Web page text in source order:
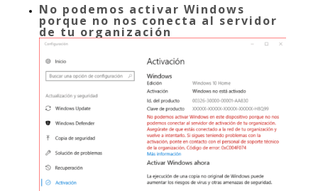
No podemos activar Windows
porque no nos conecta al servidor
de tu organización